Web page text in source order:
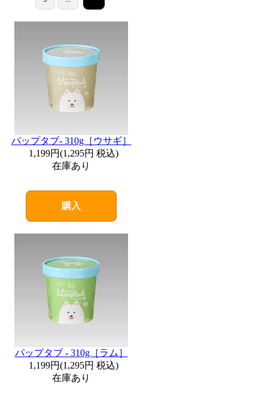
パップタブ- 310g［ウサギ］
1,199円(1,295円 税込)
在庫あり
購入
パップタブ - 310g［ラム］
1,199円(1,295円 税込)
在庫あり